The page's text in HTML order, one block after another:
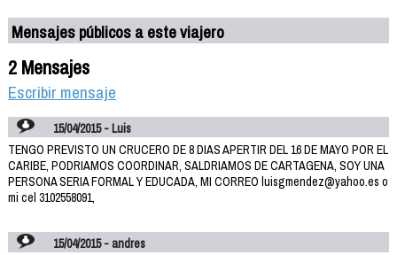
Mensajes públicos a este viajero
2 Mensajes
Escribir mensaje
15/04/2015 - Luis
TENGO PREVISTO UN CRUCERO DE 8 DIAS APERTIR DEL 16 DE MAYO POR EL
CARIBE, PODRIAMOS COORDINAR, SALDRIAMOS DE CARTAGENA, SOY UNA
PERSONA SERIA FORMAL Y EDUCADA, MI CORREO luisgmendez@yahoo.es o
mi cel 3102558091,
15/04/2015 - andres